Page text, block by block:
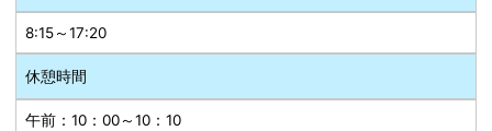
8:15～17:20
休憩時間
午前：10：00～10：10